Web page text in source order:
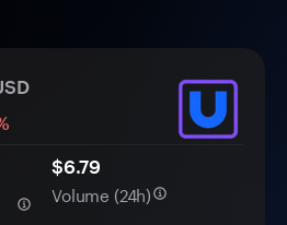
$6.79
Volume (24h)